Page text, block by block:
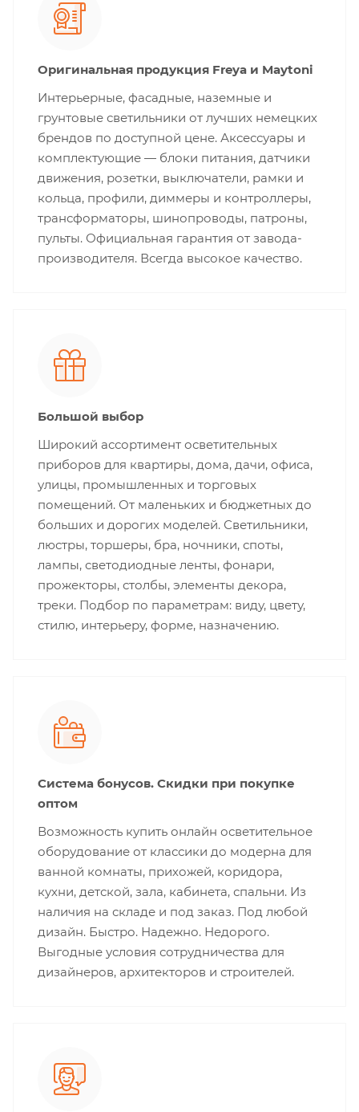
Оригинальная продукция Freya и Maytoni
Интерьерные, фасадные, наземные и
грунтовые светильники от лучших немецких
брендов по доступной цене. Аксессуары и
комплектующие — блоки питания, датчики
движения, розетки, выключатели, рамки и
кольца, профили, диммеры и контроллеры,
трансформаторы, шинопроводы, патроны,
пульты. Официальная гарантия от завода-
производителя. Всегда высокое качество.
Большой выбор
Широкий ассортимент осветительных
приборов для квартиры, дома, дачи, офиса,
улицы, промышленных и торговых
помещений. От маленьких и бюджетных до
больших и дорогих моделей. Светильники,
люстры, торшеры, бра, ночники, споты,
лампы, светодиодные ленты, фонари,
прожекторы, столбы, элементы декора,
треки. Подбор по параметрам: виду, цвету,
стилю, интерьеру, форме, назначению.
Система бонусов. Скидки при покупке
оптом
Возможность купить онлайн осветительное
оборудование от классики до модерна для
ванной комнаты, прихожей, коридора,
кухни, детской, зала, кабинета, спальни. Из
наличия на складе и под заказ. Под любой
дизайн. Быстро. Надежно. Недорого.
Выгодные условия сотрудничества для
дизайнеров, архитекторов и строителей.